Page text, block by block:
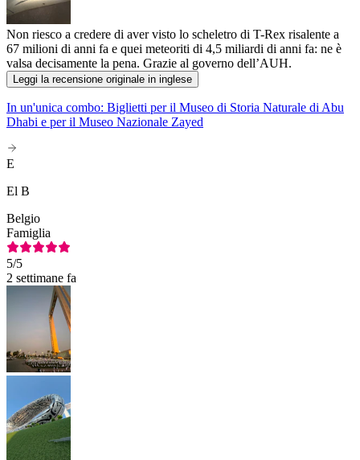
Non riesco a credere di aver visto lo scheletro di T-Rex risalente a
67 milioni di anni fa e quei meteoriti di 4,5 miliardi di anni fa: ne è
valsa decisamente la pena. Grazie al governo dell’AUH.
Leggi la recensione originale in inglese
In un'unica combo: Biglietti per il Museo di Storia Naturale di Abu
Dhabi e per il Museo Nazionale Zayed
E
El B
Belgio
Famiglia
5/5
2 settimane fa